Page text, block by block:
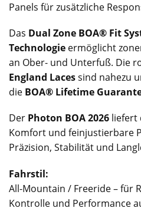
Panels für zusätzliche
Das Dual Zone BOA® Fit
Technologie ermöglicht
an Ober- und Unterfuß. Die
England Lacessind nahezu
die BOA® Lifetime
Der Photon BOA 2026 liefert
Komfort und feinjustierbare
Präzision, Stabilität und
Fahrstil:
All-Mountain / Freeride – für
Kontrolle und Performance